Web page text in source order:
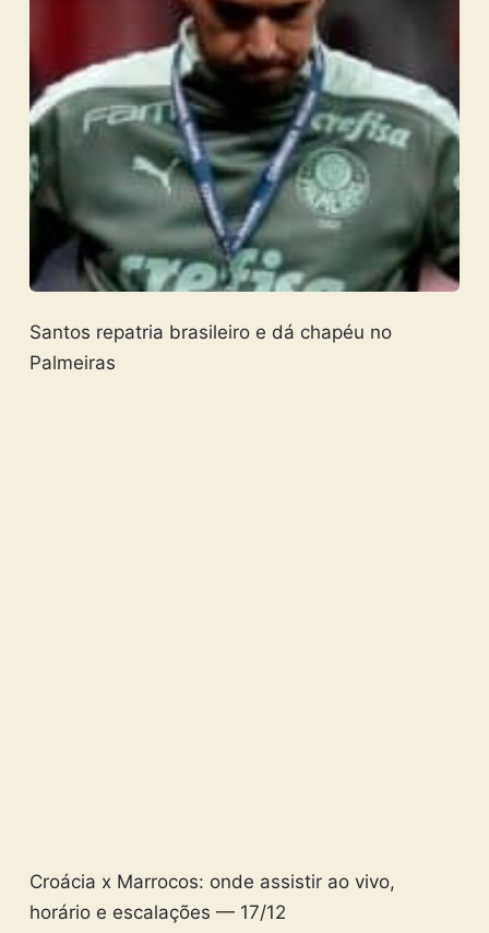
Santos repatria brasileiro e dá chapéu no
Palmeiras
Croácia x Marrocos: onde assistir ao vivo,
horário e escalações — 17/12